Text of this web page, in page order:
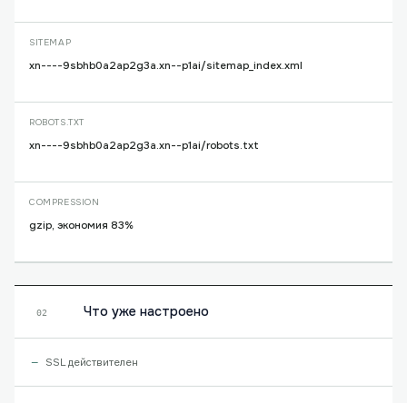
SITEMAP
xn----9sbhb0a2ap2g3a.xn--p1ai/sitemap_index.xml
ROBOTS.TXT
xn----9sbhb0a2ap2g3a.xn--p1ai/robots.txt
COMPRESSION
gzip, экономия 83%
02 Что уже настроено
SSL действителен